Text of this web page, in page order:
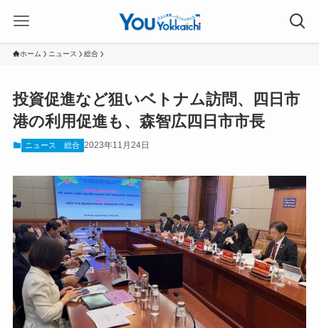
ホーム ニュース 総合
投資促進など狙いベトナム訪問、四日市
港の利用促進も、森智広四日市市長
ニュース 総合 2023年11月24日